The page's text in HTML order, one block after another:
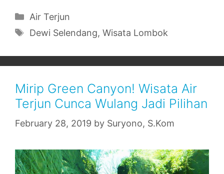
Categories
Air Terjun
Tags
Dewi Selendang, Wisata Lombok
Mirip Green Canyon! Wisata Air
Terjun Cunca Wulang Jadi Pilihan
February 28, 2019 by Suryono, S.Kom